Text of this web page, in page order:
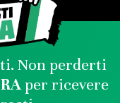
Non perderti
per ricevere